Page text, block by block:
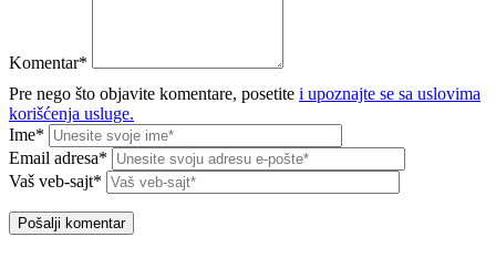
Komentar*
Pre nego što objavite komentare, posetite i upoznajte se sa uslovima
korišćenja usluge.
Ime*
Email adresa*
Vaš veb-sajt*